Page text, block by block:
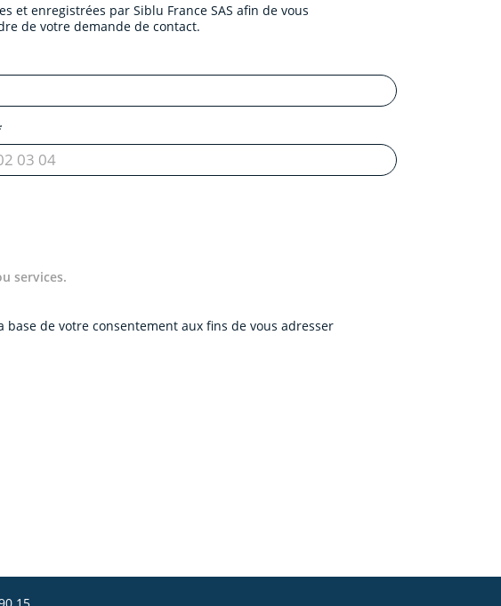
et enregistrées par Siblu France SAS afin de vous
de votre demande de contact.
services.
de votre consentement aux fins de vous adresser
15